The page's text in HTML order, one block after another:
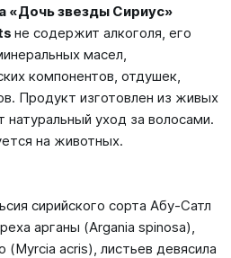
«Дочь звезды Сириус»
не содержит алкоголя, его
масел,
компонентов, отдушек,
Продукт изготовлен из живых
натуральный уход за волосами.
на животных.
сирийского сорта Абу-Сатл
арганы (Argania spinosa),
(Myrcia acris), листьев девясила